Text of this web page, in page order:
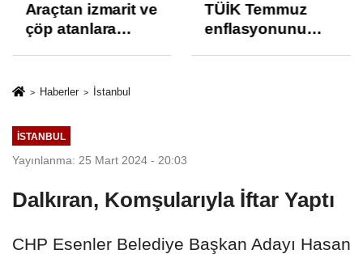
Araçtan izmarit ve
çöp atanlara
izmariti
TÜİK Temmuz
enflasyonunu
Haberler İstanbul
İSTANBUL
Yayınlanma: 25 Mart 2024 - 20:03
Dalkıran, Komşularıyla İftar Yaptı
CHP Esenler Belediye Başkan Adayı Hasan